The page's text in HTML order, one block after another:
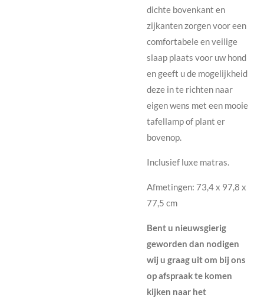
dichte bovenkant en
zijkanten zorgen voor een
comfortabele en veilige
slaap plaats voor uw hond
en geeft u de mogelijkheid
deze in te richten naar
eigen wens met een mooie
tafellamp of plant er
bovenop.
Inclusief luxe matras.
Afmetingen: 73,4 x 97,8 x
77,5 cm
Bent u nieuwsgierig
geworden dan nodigen
wij u graag uit om bij ons
op afspraak te komen
kijken naar het